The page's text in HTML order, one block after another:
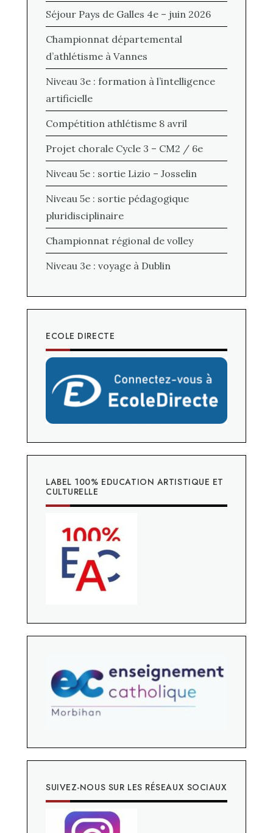
Séjour Pays de Galles 4e – juin 2026
Championnat départemental
d’athlétisme à Vannes
Niveau 3e : formation à l’intelligence
artificielle
Compétition athlétisme 8 avril
Projet chorale Cycle 3 – CM2 / 6e
Niveau 5e : sortie Lizio – Josselin
Niveau 5e : sortie pédagogique
pluridisciplinaire
Championnat régional de volley
Niveau 3e : voyage à Dublin
ECOLE DIRECTE
LABEL 100% EDUCATION ARTISTIQUE ET
CULTURELLE
SUIVEZ-NOUS SUR LES RÉSEAUX SOCIAUX